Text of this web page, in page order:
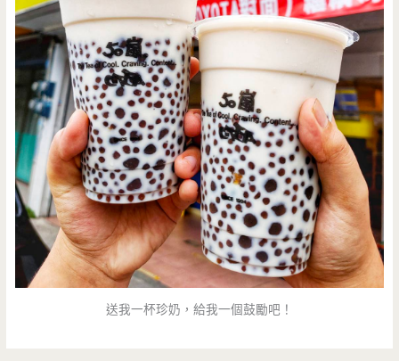
送我一杯珍奶，給我一個鼓勵吧！